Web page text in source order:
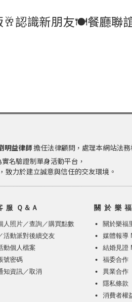
認識新朋友🍽️餐廳聯
明益律師擔任法律顧問，處理本網站法務
名驗證制單身活動平台，
致力於建立誠意與信任的交友環境。
服 Ｑ＆Ａ
人照片／查詢／購買點數
活動派對後續交友
動個人檔案
號密碼
知資訊／取消
關 於 樂
關於樂福
媒體報導
結婚見證
福委合作
異業合作
隱私條款
消費者權